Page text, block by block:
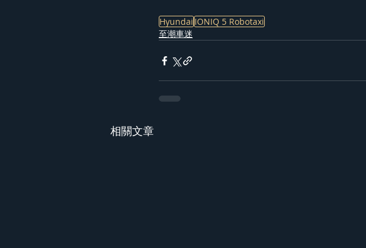
Hyundai IONIQ 5 Robotaxi
至潮車迷
相關文章